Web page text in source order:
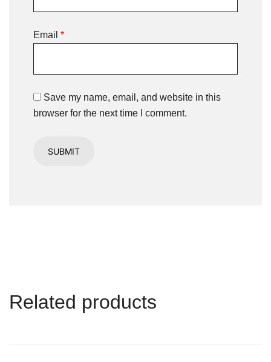
Email *
Save my name, email, and website in this
browser for the next time I comment.
Related products